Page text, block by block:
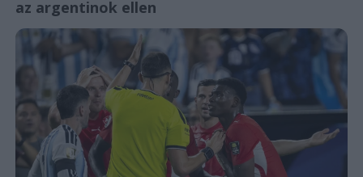
az argentinok ellen